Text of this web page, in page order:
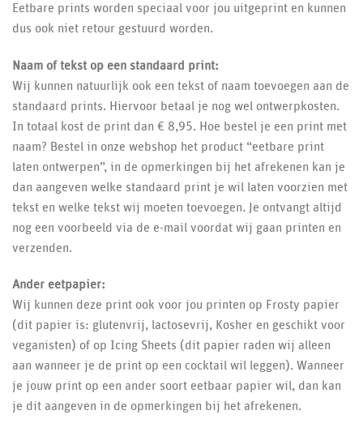
Eetbare prints worden speciaal voor jou uitgeprint en kunnen
dus ook niet retour gestuurd worden.
Naam of tekst op een standaard print:
Wij kunnen natuurlijk ook een tekst of naam toevoegen aan de
standaard prints. Hiervoor betaal je nog wel ontwerpkosten.
In totaal kost de print dan € 8,95. Hoe bestel je een print met
naam? Bestel in onze webshop het product “eetbare print
laten ontwerpen”, in de opmerkingen bij het afrekenen kan je
dan aangeven welke standaard print je wil laten voorzien met
tekst en welke tekst wij moeten toevoegen. Je ontvangt altijd
nog een voorbeeld via de e-mail voordat wij gaan printen en
verzenden.
Ander eetpapier:
Wij kunnen deze print ook voor jou printen op Frosty papier
(dit papier is: glutenvrij, lactosevrij, Kosher en geschikt voor
veganisten) of op Icing Sheets (dit papier raden wij alleen
aan wanneer je de print op een cocktail wil leggen). Wanneer
je jouw print op een ander soort eetbaar papier wil, dan kan
je dit aangeven in de opmerkingen bij het afrekenen.